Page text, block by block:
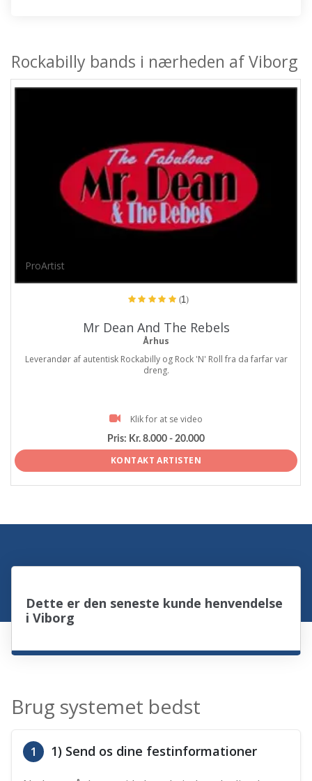
Rockabilly bands i nærheden af Viborg
ProArtist
(1)
Mr Dean And The Rebels
Århus
Leverandør af autentisk Rockabilly og Rock 'N' Roll fra da farfar var
dreng.
Klik for at se video
Pris: Kr. 8.000 - 20.000
KONTAKT ARTISTEN
Dette er den seneste kunde henvendelse
i Viborg
Brug systemet bedst
1 1) Send os dine festinformationer